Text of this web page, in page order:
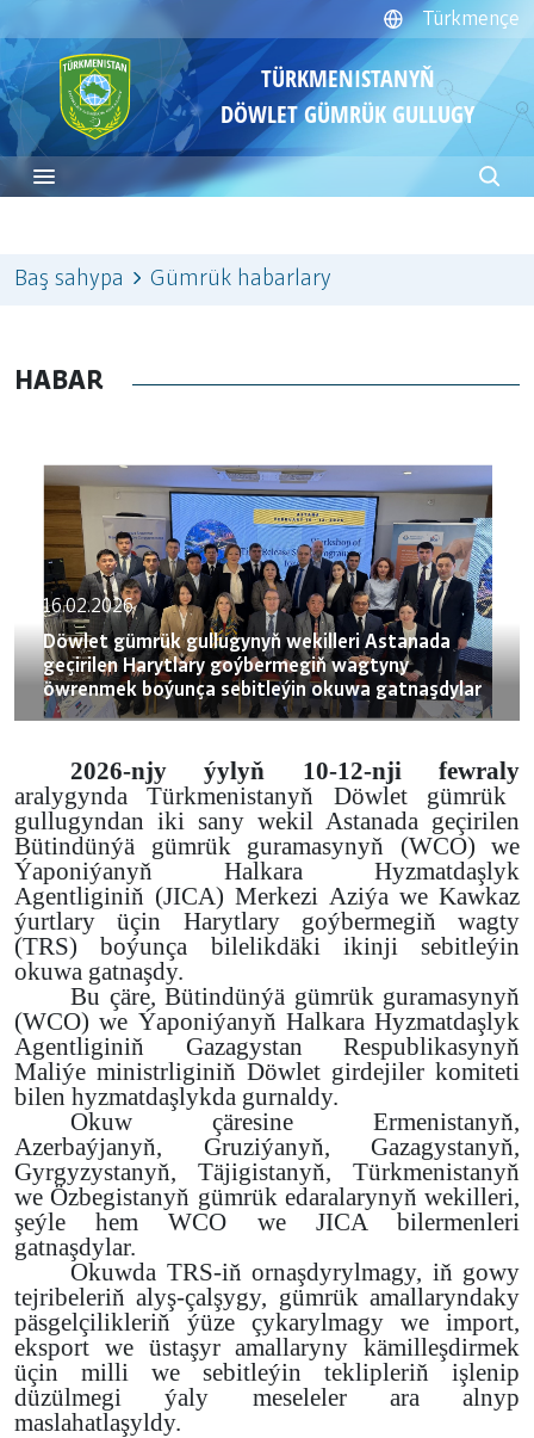
Türkmençe
TÜRKMENISTANYŇ
DÖWLET GÜMRÜK GULLUGY
Baş sahypa Gümrük habarlary
HABAR
16.02.2026
Döwlet gümrük gullugynyň wekilleri Astanada
geçirilen Harytlary goýbermegiň wagtyny
öwrenmek boýunça sebitleýin okuwa gatnaşdylar
2026-njy ýylyň 10-12-nji fewraly
aralygynda Türkmenistanyň Döwlet gümrük
gullugyndan iki sany wekil Astanada geçirilen
Bütindünýä gümrük guramasynyň (WCO) we
Ýaponiýanyň Halkara Hyzmatdaşlyk
Agentliginiň (JICA) Merkezi Aziýa we Kawkaz
ýurtlary üçin Harytlary goýbermegiň wagty
(TRS) boýunça bilelikdäki ikinji sebitleýin
okuwa gatnaşdy.
Bu çäre, Bütindünýä gümrük guramasynyň
(WCO) we Ýaponiýanyň Halkara Hyzmatdaşlyk
Agentliginiň Gazagystan Respublikasynyň
Maliýe ministrliginiň Döwlet girdejiler komiteti
bilen hyzmatdaşlykda gurnaldy.
Okuw çäresine Ermenistanyň,
Azerbaýjanyň, Gruziýanyň, Gazagystanyň,
Gyrgyzystanyň, Täjigistanyň, Türkmenistanyň
we Özbegistanyň gümrük edaralarynyň wekilleri,
şeýle hem WCO we JICA bilermenleri
gatnaşdylar.
Okuwda TRS-iň ornaşdyrylmagy, iň gowy
tejribeleriň alyş-çalşygy, gümrük amallaryndaky
päsgelçilikleriň ýüze çykarylmagy we import,
eksport we üstaşyr amallaryny kämilleşdirmek
üçin milli we sebitleýin teklipleriň işlenip
düzülmegi ýaly meseleler ara alnyp
maslahatlaşyldy.